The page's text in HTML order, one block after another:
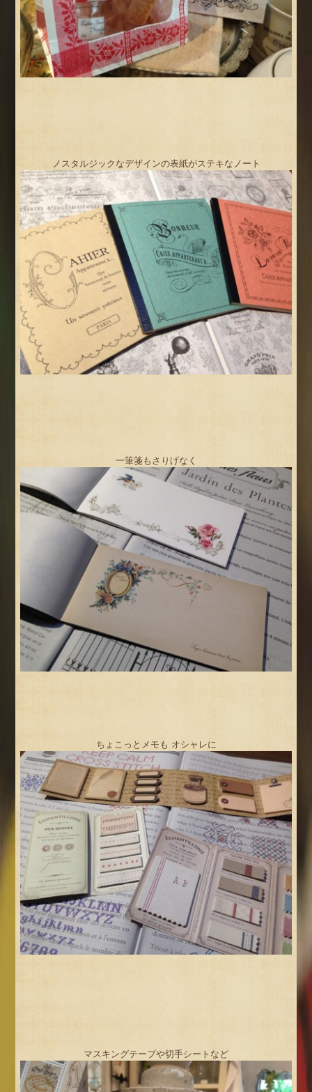
ノスタルジックなデザインの表紙がステキなノート
一筆箋もさりげなく
ちょこっとメモも オシャレに
マスキングテープや切手シートなど